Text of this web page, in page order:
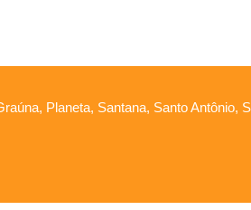
Planeta, Santana, Santo Antônio,